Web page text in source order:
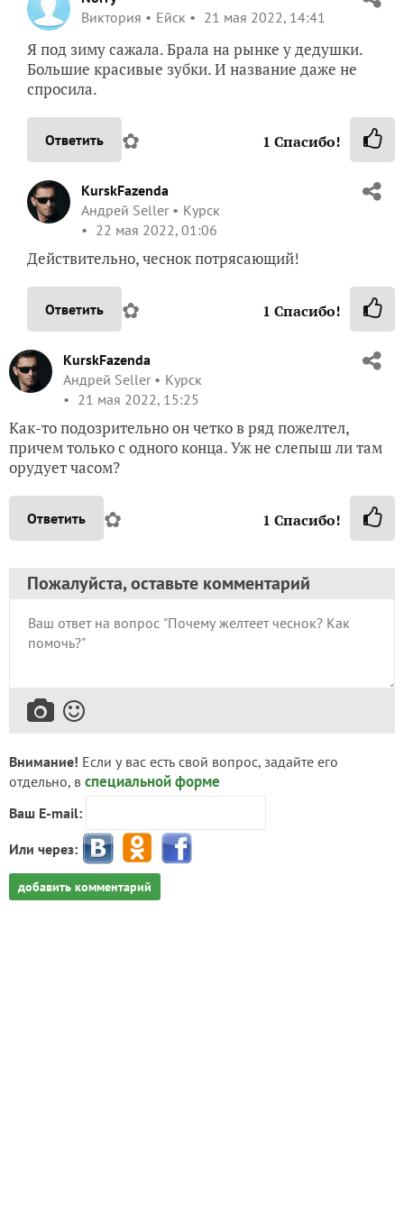
Виктория
Ейск 21 мая 2022, 14:41
Я под зиму сажала. Брала на рынке у дедушки.
Большие красивые зубки. И название даже не
спросила.
Ответить ✿ 1 Спасибо!
KurskFazenda
Андрей Seller
Курск
22 мая 2022, 01:06
Действительно, чеснок потрясающий!
Ответить ✿ 1 Спасибо!
KurskFazenda
Андрей Seller
Курск
21 мая 2022, 15:25
Как-то подозрительно он четко в ряд пожелтел,
причем только с одного конца. Уж не слепыш ли там
орудует часом?
Ответить ✿ 1 Спасибо!
Пожалуйста, оставьте комментарий
Внимание! Если у вас есть свой вопрос, задайте его
отдельно, в специальной форме
Ваш E-mail:
Или через:
добавить комментарий